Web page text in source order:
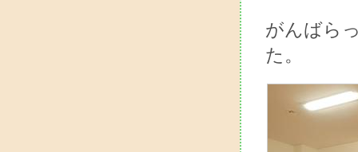
がんばら
た。